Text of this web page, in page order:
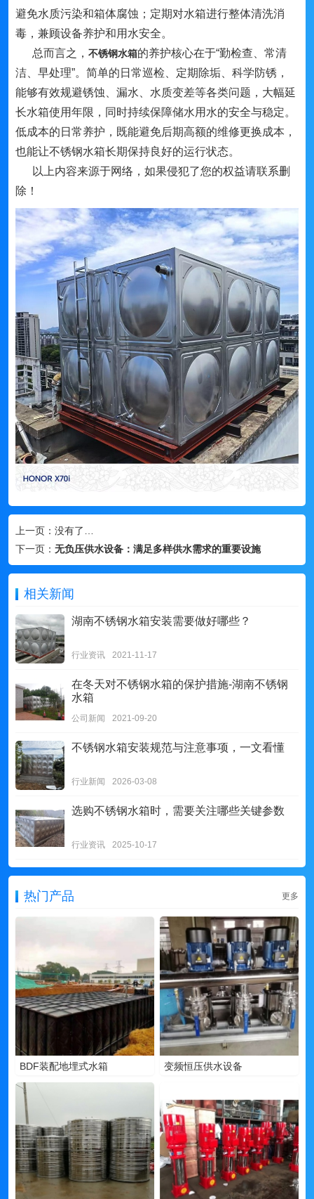
避免水质污染和箱体腐蚀；定期对水箱进行整体清洗消
毒，兼顾设备养护和用水安全。
总而言之， 不锈钢水箱的养护核心在于“勤检查、常清
洁、早处理”。简单的日常巡检、定期除垢、科学防锈，
能够有效规避锈蚀、漏水、水质变差等各类问题，大幅延
长水箱使用年限，同时持续保障储水用水的安全与稳定。
低成本的日常养护，既能避免后期高额的维修更换成本，
也能让不锈钢水箱长期保持良好的运行状态。
以上内容来源于网络，如果侵犯了您的权益请联系删
除！
上一页： 没有了…
下一页： 无负压供水设备：满足多样供水需求的重要设施
相关新闻
湖南不锈钢水箱安装需要做好哪些？
行业资讯 2021-11-17
在冬天对不锈钢水箱的保护措施-湖南不锈钢
水箱
公司新闻 2021-09-20
不锈钢水箱安装规范与注意事项，一文看懂
行业新闻 2026-03-08
选购不锈钢水箱时，需要关注哪些关键参数
行业资讯 2025-10-17
热门产品 更多
BDF装配地埋式水箱 变频恒压供水设备